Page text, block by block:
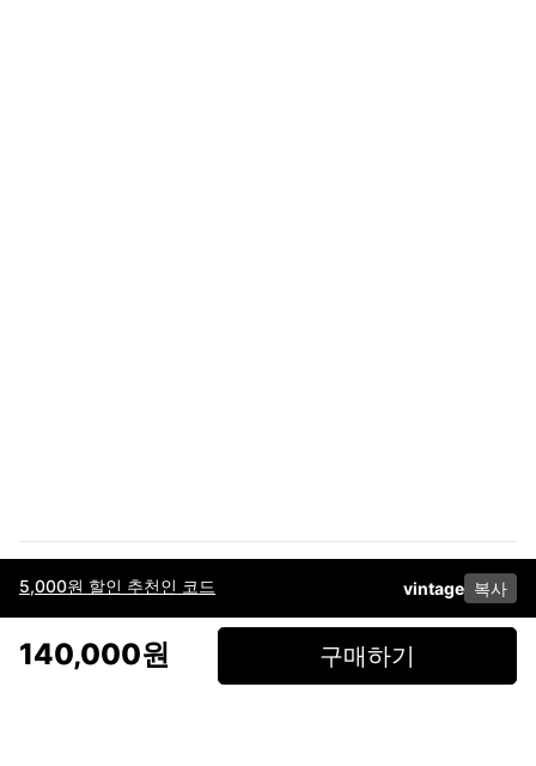
5,000원 할인 추천인 코드 vintage 복사
140,000원 구매하기
이용약관고객센터판매개인정보 처리방침사업자 정보다운로드
페이스북